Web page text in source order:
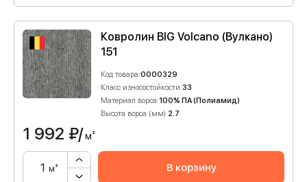
Ковролин BIG Volcano (Вулкано)
151
Код товара:0000329
Класс износостойкости:33
Материал ворса:100% ПА (Полиамид)
Высота ворса (мм):2.7
1 992 ₽/м²
м² В корзину